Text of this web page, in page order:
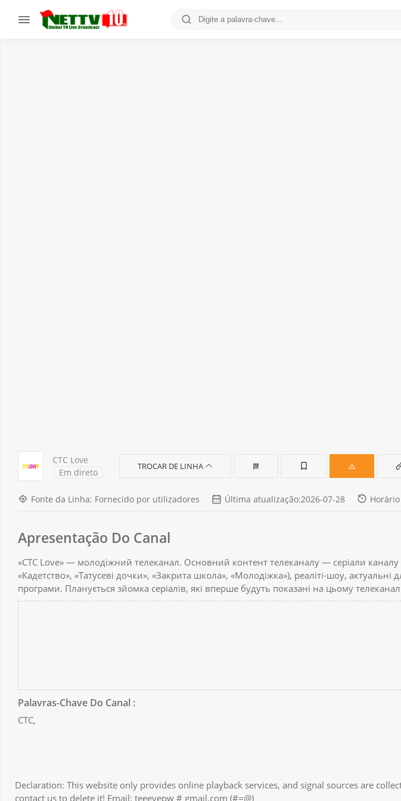
СТС Love
Em direto
TROCAR DE LINHA
Fonte da Linha: Fornecido por utilizadores Última atualização:2026-07-28
Apresentação Do Canal
«СТС Love» — молодіжний телеканал. Основний контент телеканалу — серіали каналу
«Кадетство», «Татусеві дочки», «Закрита школа», «Молодіжка»), реаліті-шоу, актуальні
програми. Планується зйомка серіалів, які вперше будуть показані на цьому
Palavras-Chave Do Canal :
СТС,
Declaration: This website only provides online playback services, and signal sources are
contact us to delete it! Email: teeevepw # gmail.com (#=@)